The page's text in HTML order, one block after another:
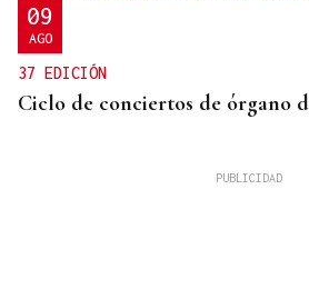
09
AGO
37 EDICIÓN
Ciclo de conciertos de órgano